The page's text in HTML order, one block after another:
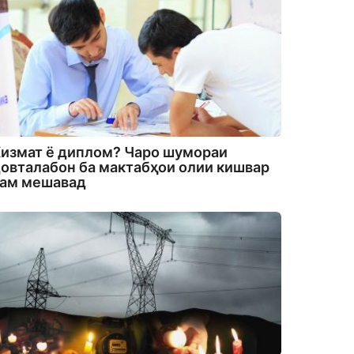
ё диплом? Чаро шумораи
ба мактабҳои олии кишвар
мешавад